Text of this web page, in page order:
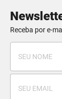
Receba por e-